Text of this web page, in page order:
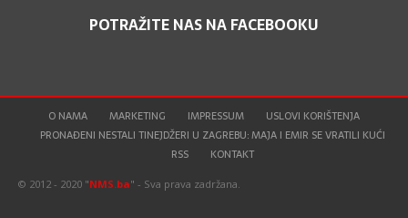
POTRAŽITE NAS NA FACEBOOKU
O NAMA MARKETING IMPRESSUM
USLOVI KORIŠTENJA
PRONAĐENI NESTALI TINEJDŽERI U ZAGREBU: MAJA I EMIR SE VRATILI KUĆI
RSS
KONTAKT
© 2012 - 2020 "NMS.ba" - Sva prava zadržana.